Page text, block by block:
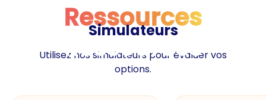
Ressources
Ressources
Simulateurs
Utilisez nos simulateurs pour évaluer vos
options.